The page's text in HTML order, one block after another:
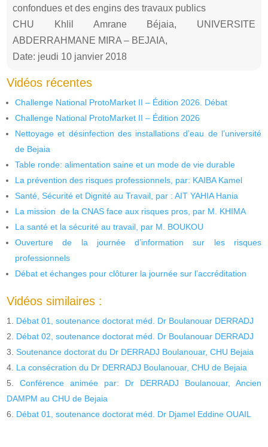
confondues et des engins des travaux publics
CHU Khlil Amrane Béjaia, UNIVERSITE
ABDERRAHMANE MIRA – BEJAIA,
Date: jeudi 10 janvier 2018
Vidéos récentes
Challenge National ProtoMarket II – Édition 2026. Débat
Challenge National ProtoMarket II – Édition 2026
Nettoyage et désinfection des installations d’eau de l’université
de Bejaia
Table ronde: alimentation saine et un mode de vie durable
La prévention des risques professionnels, par: KAIBA Kamel
Santé, Sécurité et Dignité au Travail, par : AIT YAHIA Hania
La mission de la CNAS face aux risques pros, par M. KHIMA
La santé et la sécurité au travail, par M. BOUKOU
Ouverture de la journée d’information sur les risques
professionnels
Débat et échanges pour clôturer la journée sur l’accréditation
Vidéos similaires :
Débat 01, soutenance doctorat méd. Dr Boulanouar DERRADJ
Débat 02, soutenance doctorat méd. Dr Boulanouar DERRADJ
Soutenance doctorat du Dr DERRADJ Boulanouar, CHU Bejaia
La consécration du Dr DERRADJ Boulanouar, CHU de Bejaia
Conférence animée par: Dr DERRADJ Boulanouar, Ancien
DAMPM au CHU de Bejaia
Débat 01, soutenance doctorat méd. Dr Djamel Eddine OUAIL